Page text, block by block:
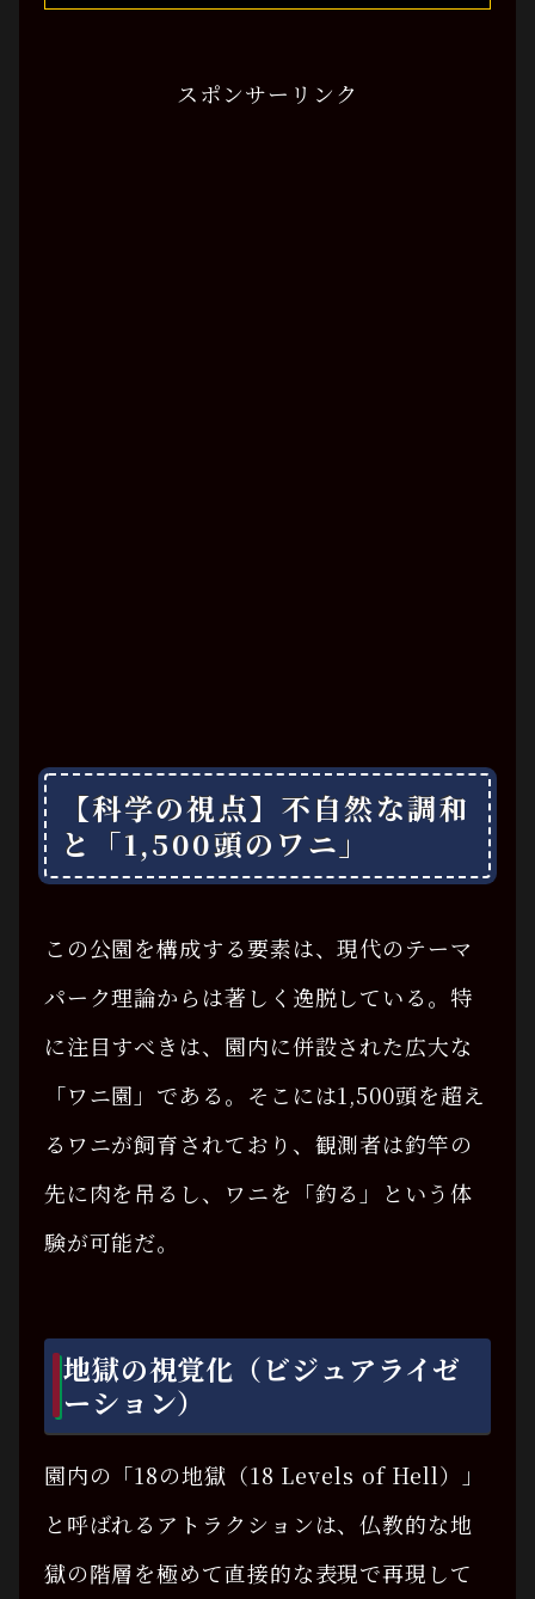
スポンサーリンク
【科学の視点】不自然な調和
と「1,500頭のワニ」
この公園を構成する要素は、現代のテーマ
パーク理論からは著しく逸脱している。特
に注目すべきは、園内に併設された広大な
「ワニ園」である。そこには1,500頭を超え
るワニが飼育されており、観測者は釣竿の
先に肉を吊るし、ワニを「釣る」という体
験が可能だ。
地獄の視覚化（ビジュアライゼ
ーション）
園内の「18の地獄（18 Levels of Hell）」
と呼ばれるアトラクションは、仏教的な地
獄の階層を極めて直接的な表現で再現して